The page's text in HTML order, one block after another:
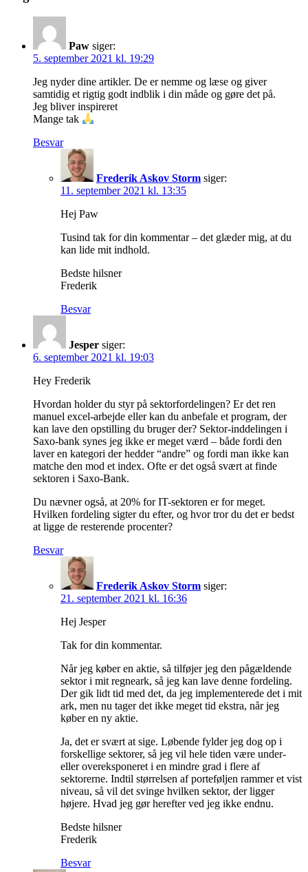
Paw siger:
5. september 2021 kl. 19:29
Jeg nyder dine artikler. De er nemme og læse og giver
samtidig et rigtig godt indblik i din måde og gøre det på.
Jeg bliver inspireret
Mange tak
Besvar
Frederik Askov Storm siger:
11. september 2021 kl. 13:35
Hej Paw
Tusind tak for din kommentar – det glæder mig, at du
kan lide mit indhold.
Bedste hilsner
Frederik
Besvar
Jesper siger:
6. september 2021 kl. 19:03
Hey Frederik
Hvordan holder du styr på sektorfordelingen? Er det ren
manuel excel-arbejde eller kan du anbefale et program, der
kan lave den opstilling du bruger der? Sektor-inddelingen i
Saxo-bank synes jeg ikke er meget værd – både fordi den
laver en kategori der hedder “andre” og fordi man ikke kan
matche den mod et index. Ofte er det også svært at finde
sektoren i Saxo-Bank.
Du nævner også, at 20% for IT-sektoren er for meget.
Hvilken fordeling sigter du efter, og hvor tror du det er bedst
at ligge de resterende procenter?
Besvar
Frederik Askov Storm siger:
21. september 2021 kl. 16:36
Hej Jesper
Tak for din kommentar.
Når jeg køber en aktie, så tilføjer jeg den pågældende
sektor i mit regneark, så jeg kan lave denne fordeling.
Der gik lidt tid med det, da jeg implementerede det i mit
ark, men nu tager det ikke meget tid ekstra, når jeg
køber en ny aktie.
Ja, det er svært at sige. Løbende fylder jeg dog op i
forskellige sektorer, så jeg vil hele tiden være under-
eller overeksponeret i en mindre grad i flere af
sektorerne. Indtil størrelsen af porteføljen rammer et vist
niveau, så vil det svinge hvilken sektor, der ligger
højere. Hvad jeg gør herefter ved jeg ikke endnu.
Bedste hilsner
Frederik
Besvar